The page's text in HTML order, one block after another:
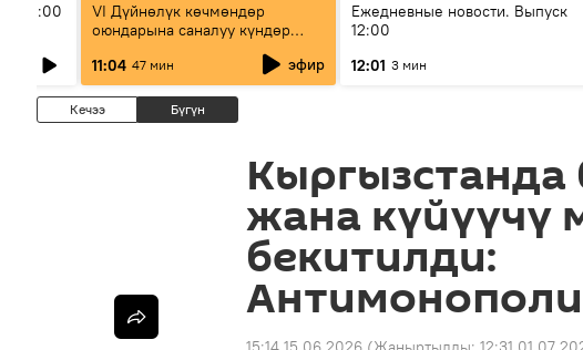
11:00
VI Дүйнөлүк көчмөндөр
оюндарына саналуу күндөр
калды: даярдык иштери кайсы
этапка жетти?
11:04 47 мин эфир
Ежедневные новости. Выпуск
12:00
12:01 3 мин
Кечээ Бүгүн
Кыргызстанда
жана күйүүчү
бекитилди: